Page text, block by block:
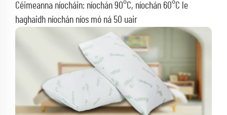
Céimeanna níocháin: níochán 90°C, níochán 60°C le
haghaidh níochán níos mó ná 50 uair